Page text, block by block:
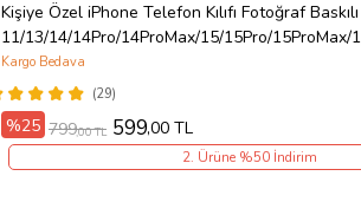
Kişiye Özel iPhone Telefon Kılıfı Fotoğraf Baskılı
11/13/14/14Pro/14ProMax/15/15Pro/
(29)
Kargo Bedava
%25 799,00 TL 599,00 TL
2. Ürüne %50 İndirim